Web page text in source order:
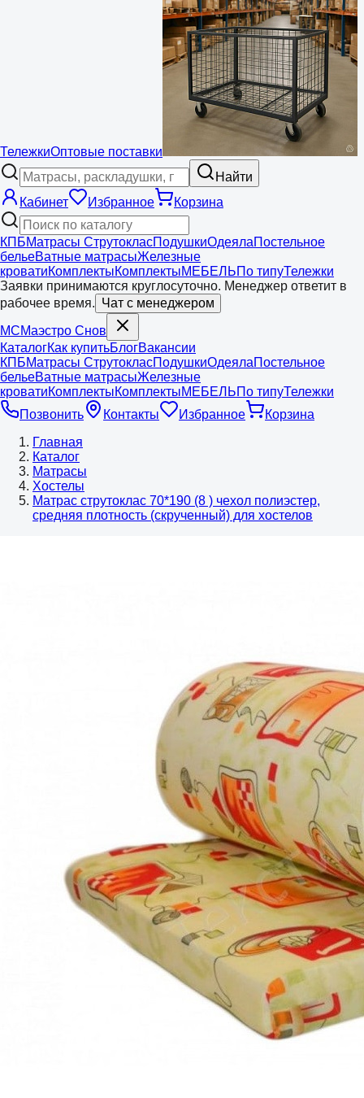
ТележкиОптовые поставки
Найти
Кабинет
Избранное Корзина
КПБМатрасы СтрутокласПодушкиОдеялаПостельное
бельеВатные матрасыЖелезные
кроватиКомплектыКомплектыМЕБЕЛЬПо типуТележки
Заявки принимаются круглосуточно. Менеджер ответит в
рабочее время. Чат с менеджером
МСМаэстро Снов
КаталогКак купитьБлогВакансии
КПБМатрасы СтрутокласПодушкиОдеялаПостельное
бельеВатные матрасыЖелезные
кроватиКомплектыКомплектыМЕБЕЛЬПо типуТележки
Позвонить
Контакты Избранное
Корзина
Главная
Каталог
Матрасы
Хостелы
Матрас струтоклас 70*190 (8 ) чехол полиэстер,
средняя плотность (скрученный) для хостелов